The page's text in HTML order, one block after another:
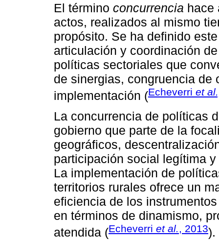
El término concurrencia hace
actos, realizados al mismo
propósito. Se ha definido
articulación y coordinación
políticas sectoriales que
de sinergias, congruencia de
implementación (Echeverri et
La concurrencia de políticas
gobierno que parte de la
geográficos,
participación social legítima
La implementación de
territorios rurales ofrece un
eficiencia de los
en términos de dinamismo,
atendida (Echeverri et al., 2013).